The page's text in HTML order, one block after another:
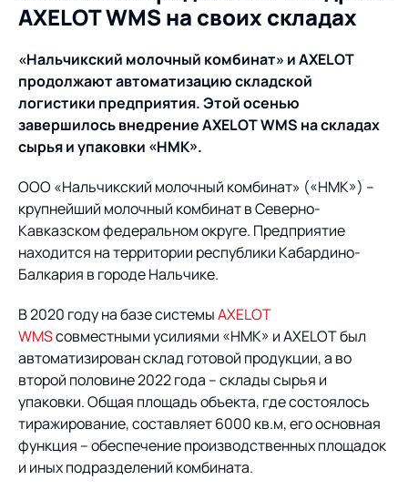
Роботизация
Академия
База знаний
Пресс-центр
Контакты
О компании
О компании
ИТ-аккредитация
Карьера
Партнеры
Импортозамещение
Продукты
Управление цепями
поставок
Управление складами
Управление перевозками
и транспортным парком
Интегрированное
планирование
Управление
Оптимизация в цепях
поставок
Управление двором
Логистический
консалтинг
Роботизация
Оборудование для склада
Услуги
Логистический
консалтинг
Автоматизация
процессов
Техническое оснащение
Постпроектное
Нетворкинг и обмен
опытом вместе с AXELOT
Облачные сервисы
Формирование центров
компетенций
Пресс-центр
Новости
Мероприятия
СМИ о нас
Архив мероприятий
Проекты
Проекты
Контакты
AXELOT WMS на своих складах
«Нальчикский молочный комбинат» и AXELOT
продолжают автоматизацию складской
логистики предприятия. Этой осенью
завершилось внедрение AXELOT WMS на складах
сырья и упаковки «НМК».
ООО «Нальчикский молочный комбинат» («НМК») –
крупнейший молочный комбинат в Северно-
Кавказском федеральном округе. Предприятие
находится на территории республики Кабардино-
Балкария в городе Нальчике.
В 2020 году на базе системыAXELOT
WMSсовместными усилиями «НМК» и AXELOT был
автоматизирован склад готовой продукции, а во
второй половине 2022 года – склады сырья и
упаковки. Общая площадь объекта, где состоялось
тиражирование, составляет 6000 кв.м, его основная
функция – обеспечение производственных площадок
и иных подразделений комбината.